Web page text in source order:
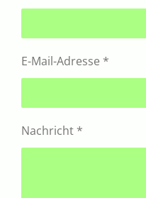
E-Mail-Adresse *
Nachricht *